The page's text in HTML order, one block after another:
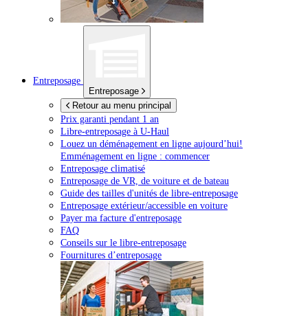
Entreposage
Entreposage
Retour au menu principal
Prix garanti pendant 1 an
Libre-entreposage à U-Haul
Louez un déménagement en ligne aujourd’hui!
Emménagement en ligne : commencer
Entreposage climatisé
Entreposage de VR, de voiture et de bateau
Guide des tailles d'unités de libre-entreposage
Entreposage extérieur/accessible en voiture
Payer ma facture d'entreposage
FAQ
Conseils sur le libre-entreposage
Fournitures d’entreposage